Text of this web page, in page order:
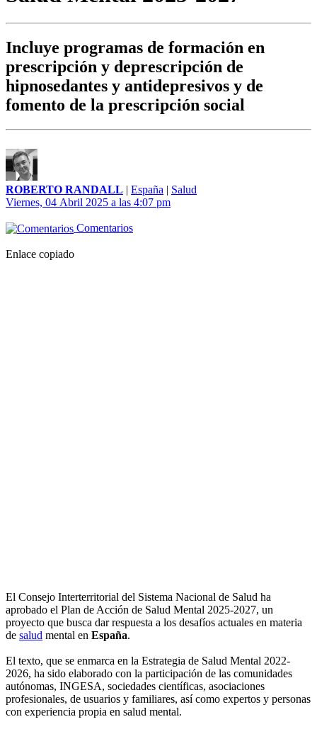
Incluye programas de formación en
prescripción y deprescripción de
hipnosedantes y antidepresivos y de
fomento de la prescripción social
ROBERTO RANDALL | España | Salud
Viernes, 04 Abril 2025 a las 4:07 pm
Comentarios
Enlace copiado
El Consejo Interterritorial del Sistema Nacional de Salud ha
aprobado el Plan de Acción de Salud Mental 2025-2027, un
proyecto que busca dar respuesta a los desafíos actuales en materia
de salud mental en España.
El texto, que se enmarca en la Estrategia de Salud Mental 2022-
2026, ha sido elaborado con la participación de las comunidades
autónomas, INGESA, sociedades científicas, asociaciones
profesionales, de usuarios y familiares, así como expertos y personas
con experiencia propia en salud mental.